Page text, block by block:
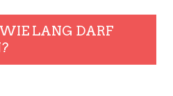
LANG DARF